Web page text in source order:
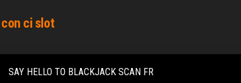
ci slot
SAY HELLO TO BLACKJACK SCAN FR